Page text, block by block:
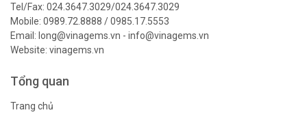
Tel/Fax: 024.3647.3029/024.3647.3029
Mobile: 0989.72.8888 / 0985.17.5553
Email: long@vinagems.vn - info@vinagems.vn
Website: vinagems.vn
Tổng quan
Trang chủ